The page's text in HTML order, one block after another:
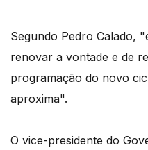
Segundo Pedro Calado,
renovar a vontade e de
programação do novo
aproxima".
O vice-presidente do